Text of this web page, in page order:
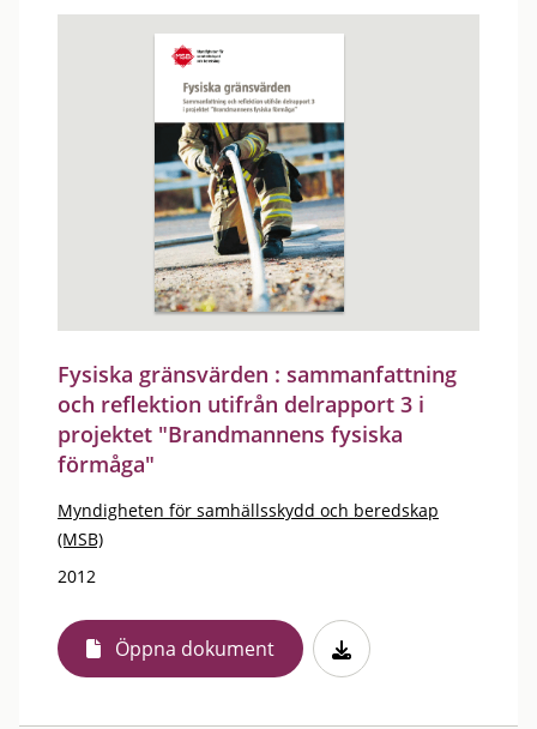
Fysiska gränsvärden : sammanfattning
och reflektion utifrån delrapport 3 i
projektet "Brandmannens fysiska
förmåga"
Myndigheten för samhällsskydd och beredskap
(MSB)
2012
Öppna dokument